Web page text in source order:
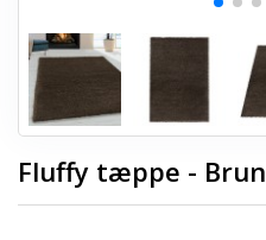
Fluffy tæppe - Brun